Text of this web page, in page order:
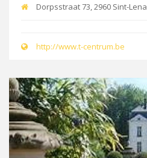
Dorpsstraat 73, 2960 Sint-
http://www.t-centrum.be